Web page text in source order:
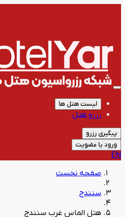
لیست هتل ها
رزرو هتل
پیگیری رزرو
ورود یا عضویت
EN
صفحه نخست
سنندج
هتل الماس غرب سنندج